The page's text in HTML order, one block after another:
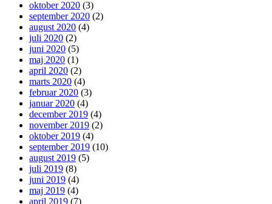
oktober 2020 (3)
september 2020 (2)
august 2020 (4)
juli 2020 (2)
juni 2020 (5)
maj 2020 (1)
april 2020 (2)
marts 2020 (4)
februar 2020 (3)
januar 2020 (4)
december 2019 (4)
november 2019 (2)
oktober 2019 (4)
september 2019 (10)
august 2019 (5)
juli 2019 (8)
juni 2019 (4)
maj 2019 (4)
april 2019 (7)